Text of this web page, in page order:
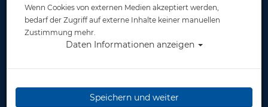
Artikelnr.: pol-71000S
Herstellerpreis: 125,00 €
Wenn Cookies von externen Medien akzeptiert werden,
bedarf der Zugriff auf externe Inhalte keiner manuellen
Zustimmung mehr.
Daten Informationen anzeigen
Speichern und weiter